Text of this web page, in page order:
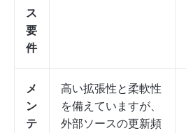
ス
要
件
メ
ン
テ
高い拡張性と柔軟性
を備えていますが、
外部ソースの更新頻